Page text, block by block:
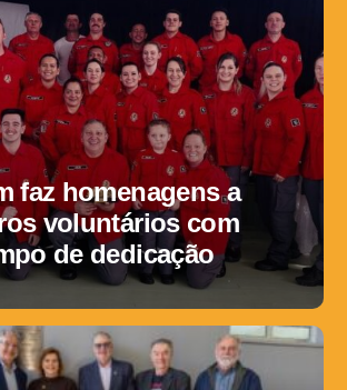
faz homenagens a
voluntários com
de dedicação